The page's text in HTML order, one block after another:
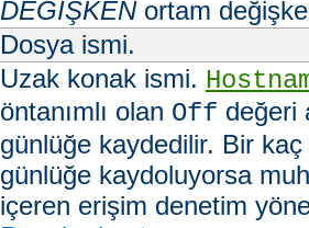
DEĞİŞKENortam
Dosya ismi.
Uzak konak ismi.
öntanımlı olan Off değeri
günlüğe kaydedilir. Bir
günlüğe kaydoluyorsa
içeren erişim denetim